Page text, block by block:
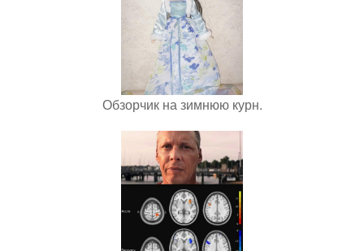
Обзорчик на зимнюю курн.